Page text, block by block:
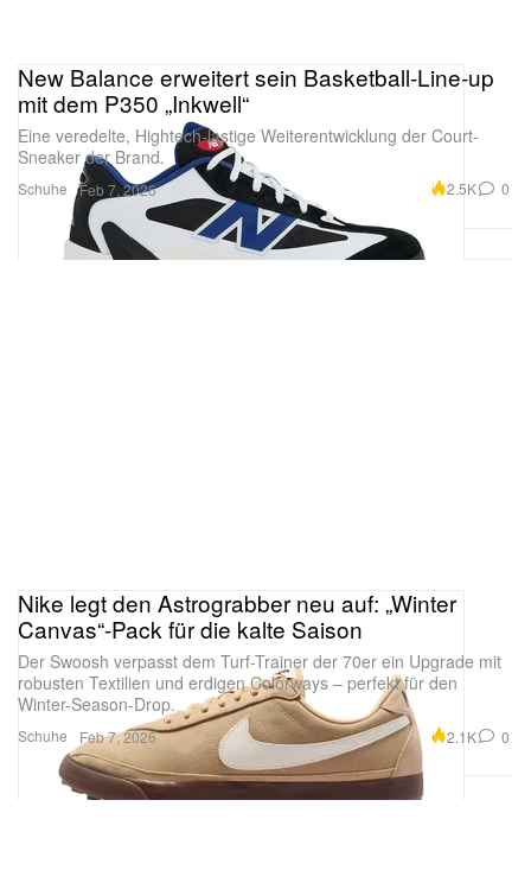
Schuhe
New Balance erweitert sein Basketball-Line-up
mit dem P350 „Inkwell“
Eine veredelte, Hightech-lastige Weiterentwicklung der Court-
Sneaker der Brand.
Feb 7, 2026 2.5K 0
Schuhe
Nike legt den Astrograbber neu auf: „Winter
Canvas“-Pack für die kalte Saison
Der Swoosh verpasst dem Turf-Trainer der 70er ein Upgrade mit
robusten Textilien und erdigen Colorways – perfekt für den
Winter-Season-Drop.
Feb 7, 2026 2.1K 0